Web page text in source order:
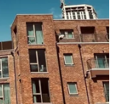
năng của
tổ chức ngày 10/4